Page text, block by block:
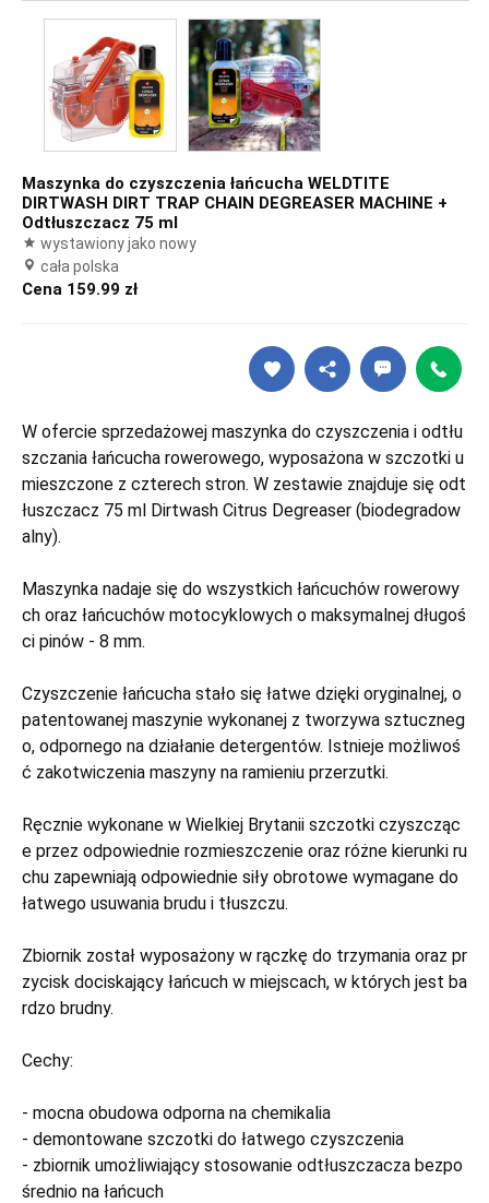
Maszynka do czyszczenia łańcucha WELDTITE
DIRTWASH DIRT TRAP CHAIN DEGREASER MACHINE +
Odtłuszczacz 75 ml
wystawiony jako nowy
cała polska
Cena 159.99 zł
W ofercie sprzedażowej maszynka do czyszczenia i odtłu
szczania łańcucha rowerowego, wyposażona w szczotki u
mieszczone z czterech stron. W zestawie znajduje się odt
łuszczacz 75 ml Dirtwash Citrus Degreaser (biodegradow
alny).
Maszynka nadaje się do wszystkich łańcuchów rowerowy
ch oraz łańcuchów motocyklowych o maksymalnej długoś
ci pinów - 8 mm.
Czyszczenie łańcucha stało się łatwe dzięki oryginalnej, o
patentowanej maszynie wykonanej z tworzywa sztuczneg
o, odpornego na działanie detergentów. Istnieje możliwoś
ć zakotwiczenia maszyny na ramieniu przerzutki.
Ręcznie wykonane w Wielkiej Brytanii szczotki czyszcząc
e przez odpowiednie rozmieszczenie oraz różne kierunki ru
chu zapewniają odpowiednie siły obrotowe wymagane do
łatwego usuwania brudu i tłuszczu.
Zbiornik został wyposażony w rączkę do trzymania oraz pr
zycisk dociskający łańcuch w miejscach, w których jest ba
rdzo brudny.
Cechy:
- mocna obudowa odporna na chemikalia
- demontowane szczotki do łatwego czyszczenia
- zbiornik umożliwiający stosowanie odtłuszczacza bezpo
średnio na łańcuch